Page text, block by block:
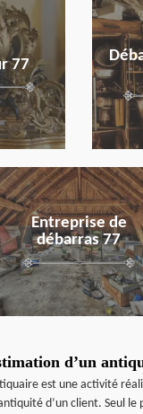
77
Entreprise de
débarras 77
en savoir plus
d’un
est une activité
d’un client. Seul